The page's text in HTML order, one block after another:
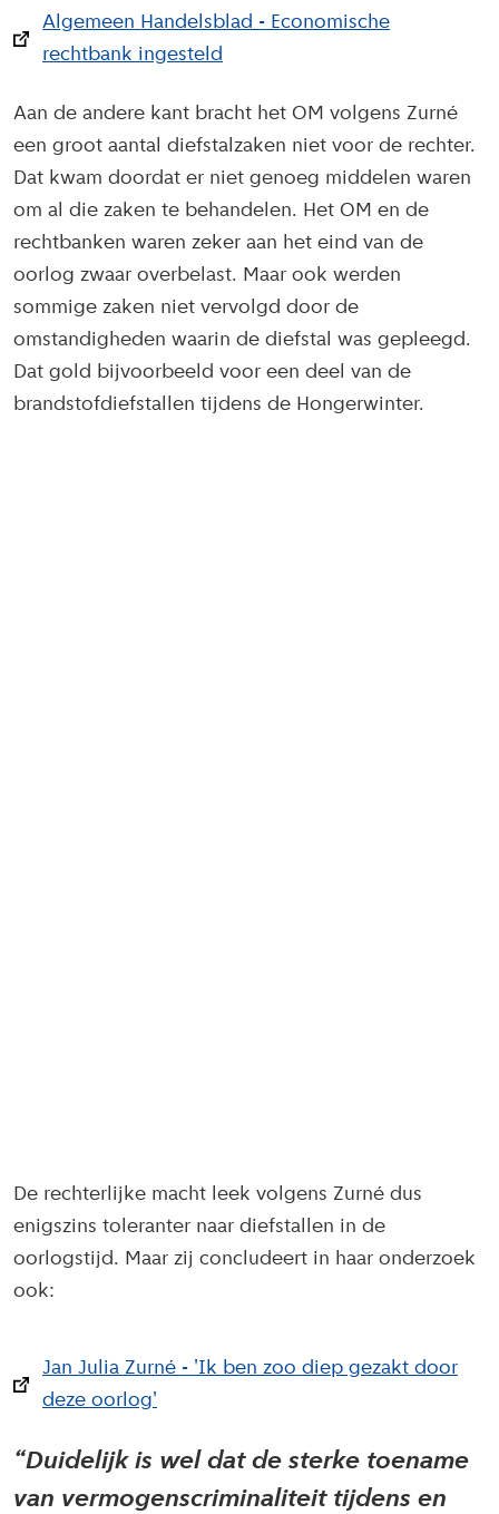
Algemeen Handelsblad - Economische
rechtbank ingesteld
Aan de andere kant bracht het OM volgens Zurné
een groot aantal diefstalzaken niet voor de rechter.
Dat kwam doordat er niet genoeg middelen waren
om al die zaken te behandelen. Het OM en de
rechtbanken waren zeker aan het eind van de
oorlog zwaar overbelast. Maar ook werden
sommige zaken niet vervolgd door de
omstandigheden waarin de diefstal was gepleegd.
Dat gold bijvoorbeeld voor een deel van de
brandstofdiefstallen tijdens de Hongerwinter.
De rechterlijke macht leek volgens Zurné dus
enigszins toleranter naar diefstallen in de
oorlogstijd. Maar zij concludeert in haar onderzoek
ook:
Jan Julia Zurné - 'Ik ben zoo diep gezakt door
deze oorlog'
Duidelijk is wel dat de sterke toename
van vermogenscriminaliteit tijdens en